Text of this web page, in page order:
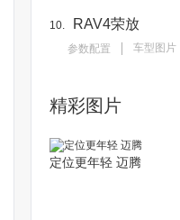
10. RAV4荣放
参数配置 车型图片
精彩图片
定位更年轻 迈腾